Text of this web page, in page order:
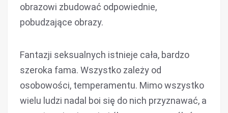
obrazowi zbudować odpowiednie,
pobudzające obrazy.
Fantazji seksualnych istnieje cała, bardzo
szeroka fama. Wszystko zależy od
osobowości, temperamentu. Mimo wszystko
wielu ludzi nadal boi się do nich przyznawać, a